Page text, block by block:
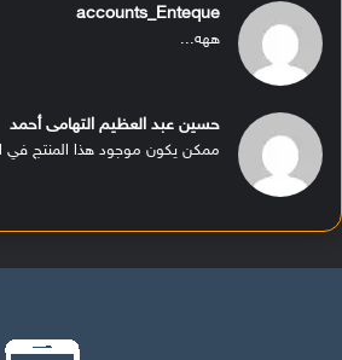
accounts_Enteque
ههه...
حسين عبد العظيم التهامى أحمد
ممكن يكون موجود هذا المنتج في